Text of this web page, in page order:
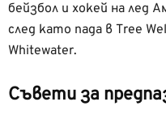
бейзбол и хокей на лед
след като пада в Tree
Whitewater.
Съвети за